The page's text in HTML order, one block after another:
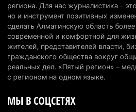
первоклассников начнут учить
интеллекту
6 августа 2026 г. 10:47
Казахстанцы назвали доход,
считают себя бедными
6 августа 2026 г. 09:52
Пожар в Аксайском ущелье под
полностью ликвидирован
региона. Для нас журналистика –
но и инструмент позитивных
сделать Алматинскую область
современной и комфортной для
жителей, представителей власти,
гражданского общества вокруг
реальных дел. «Пятый регион» –
с регионом на одном языке.
МЫ В СОЦСЕТЯХ